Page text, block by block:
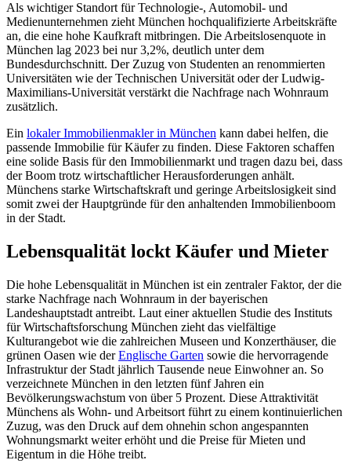
Als wichtiger Standort für Technologie-, Automobil- und
Medienunternehmen zieht München hochqualifizierte Arbeitskräfte
an, die eine hohe Kaufkraft mitbringen. Die Arbeitslosenquote in
München lag 2023 bei nur 3,2%, deutlich unter dem
Bundesdurchschnitt. Der Zuzug von Studenten an renommierten
Universitäten wie der Technischen Universität oder der Ludwig-
Maximilians-Universität verstärkt die Nachfrage nach Wohnraum
zusätzlich.
Ein lokaler Immobilienmakler in München kann dabei helfen, die
passende Immobilie für Käufer zu finden. Diese Faktoren schaffen
eine solide Basis für den Immobilienmarkt und tragen dazu bei, dass
der Boom trotz wirtschaftlicher Herausforderungen anhält.
Münchens starke Wirtschaftskraft und geringe Arbeitslosigkeit sind
somit zwei der Hauptgründe für den anhaltenden Immobilienboom
in der Stadt.
Lebensqualität lockt Käufer und Mieter
Die hohe Lebensqualität in München ist ein zentraler Faktor, der die
starke Nachfrage nach Wohnraum in der bayerischen
Landeshauptstadt antreibt. Laut einer aktuellen Studie des Instituts
für Wirtschaftsforschung München zieht das vielfältige
Kulturangebot wie die zahlreichen Museen und Konzerthäuser, die
grünen Oasen wie derEnglische Garten sowie die hervorragende
Infrastruktur der Stadt jährlich Tausende neue Einwohner an. So
verzeichnete München in den letzten fünf Jahren ein
Bevölkerungswachstum von über 5 Prozent. Diese Attraktivität
Münchens als Wohn- und Arbeitsort führt zu einem kontinuierlichen
Zuzug, was den Druck auf dem ohnehin schon angespannten
Wohnungsmarkt weiter erhöht und die Preise für Mieten und
Eigentum in die Höhe treibt.